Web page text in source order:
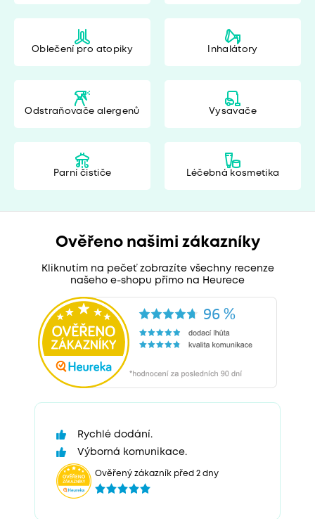
Oblečení pro atopiky Inhalátory
Odstraňovače alergenů Vysavače
Parní čističe Léčebná kosmetika
Ověřeno našimi zákazníky
Kliknutím na pečeť zobrazíte všechny recenze
našeho e-shopu přímo na Heurece
Rychlé dodání.
Výborná komunikace.
Ověřený zákazník před 2 dny